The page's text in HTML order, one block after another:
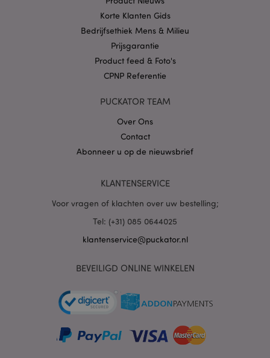
Korte Klanten Gids
Bedrijfsethiek Mens & Milieu
Prijsgarantie
Product feed & Foto's
CPNP Referentie
PUCKATOR TEAM
Over Ons
Contact
Abonneer u op de nieuwsbrief
KLANTENSERVICE
Voor vragen of klachten over uw bestelling;
Tel: (+31) 085 0644025
klantenservice@puckator.nl
BEVEILIGD ONLINE WINKELEN
.www.puckator.nl
mage-cache-sessid
www.puckator.nl